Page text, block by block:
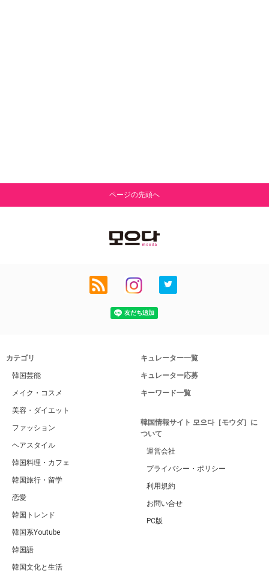
ページの先頭へ
カテゴリ
韓国芸能
メイク・コスメ
美容・ダイエット
ファッション
ヘアスタイル
韓国料理・カフェ
韓国旅行・留学
恋愛
韓国トレンド
韓国系Youtube
韓国語
韓国文化と生活
キュレーター一覧
キュレーター応募
キーワード一覧
韓国情報サイト 모으다［モウダ］に
ついて
運営会社
プライバシー・ポリシー
利用規約
お問い合せ
PC版